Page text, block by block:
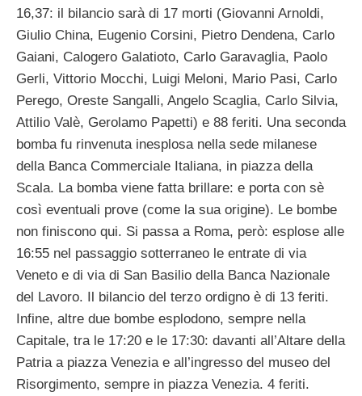
16,37: il bilancio sarà di 17 morti (Giovanni Arnoldi,
Giulio China, Eugenio Corsini, Pietro Dendena, Carlo
Gaiani, Calogero Galatioto, Carlo Garavaglia, Paolo
Gerli, Vittorio Mocchi, Luigi Meloni, Mario Pasi, Carlo
Perego, Oreste Sangalli, Angelo Scaglia, Carlo Silvia,
Attilio Valè, Gerolamo Papetti) e 88 feriti. Una seconda
bomba fu rinvenuta inesplosa nella sede milanese
della Banca Commerciale Italiana, in piazza della
Scala. La bomba viene fatta brillare: e porta con sè
così eventuali prove (come la sua origine). Le bombe
non finiscono qui. Si passa a Roma, però: esplose alle
16:55 nel passaggio sotterraneo le entrate di via
Veneto e di via di San Basilio della Banca Nazionale
del Lavoro. Il bilancio del terzo ordigno è di 13 feriti.
Infine, altre due bombe esplodono, sempre nella
Capitale, tra le 17:20 e le 17:30: davanti all’Altare della
Patria a piazza Venezia e all’ingresso del museo del
Risorgimento, sempre in piazza Venezia. 4 feriti.